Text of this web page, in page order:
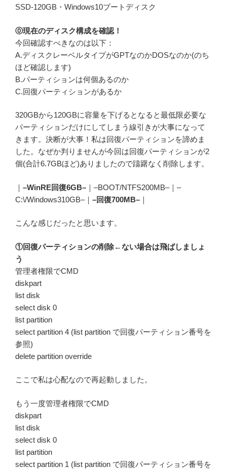
SSD-120GB・Windows10ブートディスク
⓪現在のディスク構成を確認！
今回確認すべきなのは以下：
A.ディスクレーベルタイプがGPTなのかDOSなのか(のち
ほど確認します)
B.パーティションは何個あるのか
C.回復パーティションがあるか
320GBから120GBに容量を下げるとなると最低限必要な
パーティションだけにしてしまう線引きが大事になって
きます。決断が大事！私は回復パーティションを諦めま
した。なぜか判りませんが今回は回復パーティションが2
個(合計6.7GBほど)ありましたので躊躇なく削除します。
｜ –WinRE回復6GB– ｜–BOOT/NTFS200MB–｜–
C:\/Windows310GB–｜ –回復700MB– ｜
こんな感じだったと思います。
①回復パーティションの削除←ない場合は飛ばしましょ
う
管理者権限でCMD
diskpart
list disk
select disk 0
list partition
select partition 4 (list partition で回復パーティション番号を
参照)
delete partition override
ここで私は心配なので再起動しました。
もう一度管理者権限でCMD
diskpart
list disk
select disk 0
list partition
select partition 1 (list partition で回復パーティション番号を